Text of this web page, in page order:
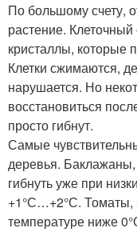
По большому счету,
растение.
кристаллы, которые
Клетки сжимаются,
нарушается. Но
восстановиться
просто гибнут.
Самые
деревья.
гибнуть уже при
+1°С…+2°С. Томаты,
температуре ниже